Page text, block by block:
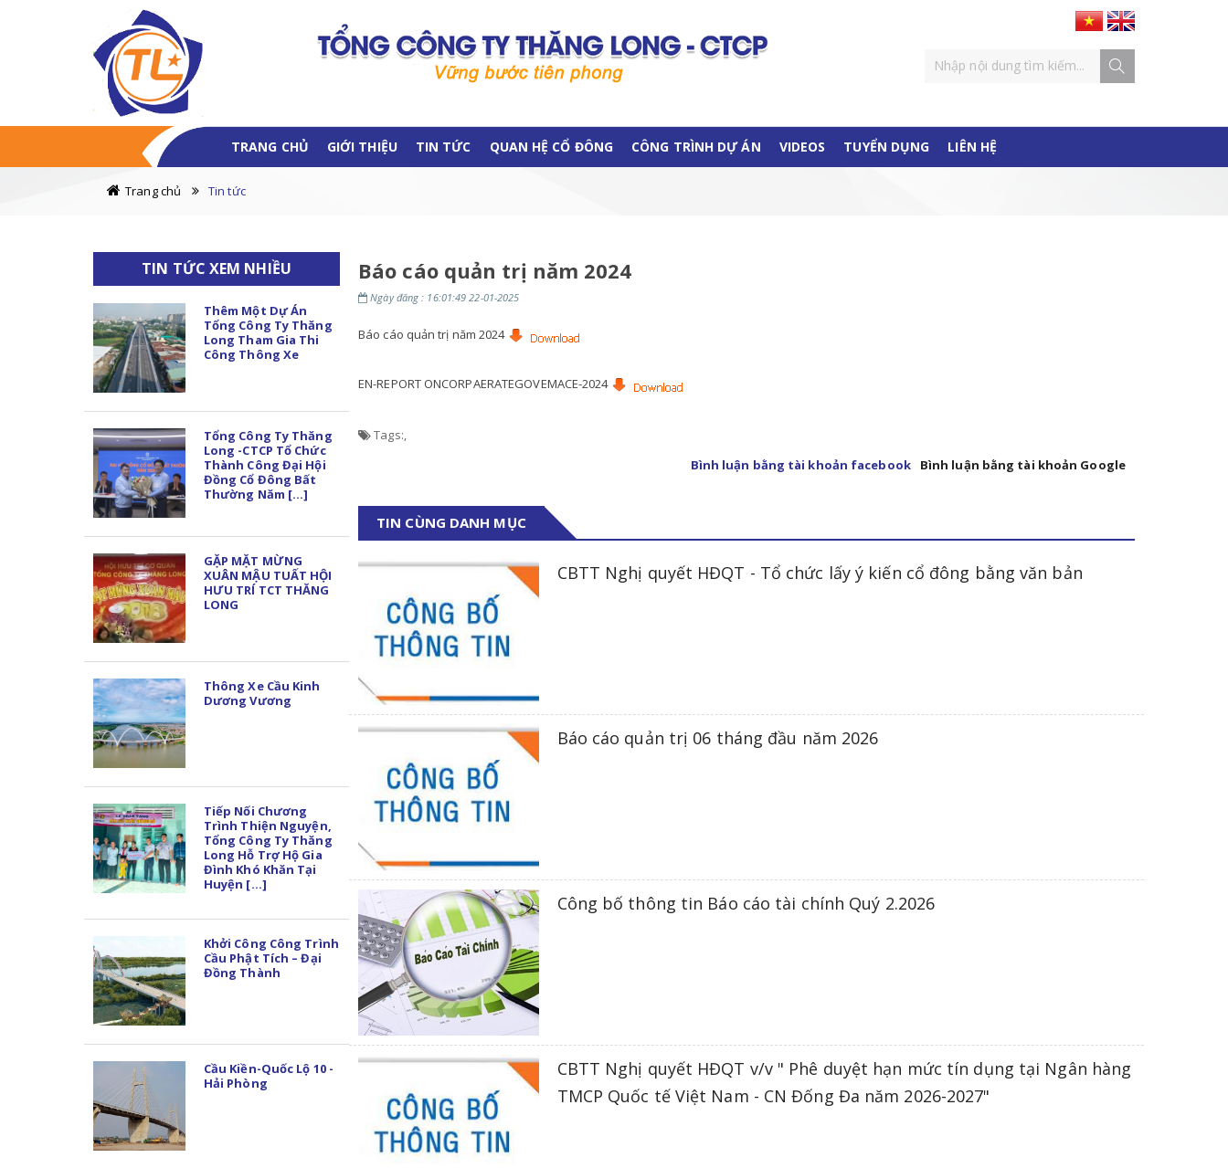
TRANG CHỦ GIỚI THIỆU TIN TỨC QUAN HỆ CỔ ĐÔNG CÔNG TRÌNH DỰ ÁN VIDEOS TUYỂN DỤNG LIÊN HỆ
Trang chủ Tin tức
Báo cáo quản trị năm 2024
Ngày đăng : 16:01:49 22-01-2025
Báo cáo quản trị năm 2024
EN-REPORT ONCORPAERATEGOVEMACE-2024
Tags:,
Bình luận bằng tài khoản facebook
Bình luận bằng tài khoản Google
TIN CÙNG DANH MỤC
CBTT Nghị quyết HĐQT - Tổ chức lấy ý kiến cổ đông bằng văn bản
Báo cáo quản trị 06 tháng đầu năm 2026
Công bố thông tin Báo cáo tài chính Quý 2.2026
CBTT Nghị quyết HĐQT v/v " Phê duyệt hạn mức tín dụng tại Ngân hàng
TMCP Quốc tế Việt Nam - CN Đống Đa năm 2026-2027"
TIN TỨC XEM NHIỀU
Thêm Một Dự Án
Tổng Công Ty Thăng
Long Tham Gia Thi
Công Thông Xe
Tổng Công Ty Thăng
Long -CTCP Tổ Chức
Thành Công Đại Hội
Đồng Cổ Đông Bất
Thường Năm [...]
GẶP MẶT MỪNG
XUÂN MẬU TUẤT HỘI
HƯU TRÍ TCT THĂNG
LONG
Thông Xe Cầu Kinh
Dương Vương
Tiếp Nối Chương
Trình Thiện Nguyện,
Tổng Công Ty Thăng
Long Hỗ Trợ Hộ Gia
Đình Khó Khăn Tại
Huyện [...]
Khởi Công Công Trình
Cầu Phật Tích – Đại
Đồng Thành
Cầu Kiền-Quốc Lộ 10 -
Hải Phòng